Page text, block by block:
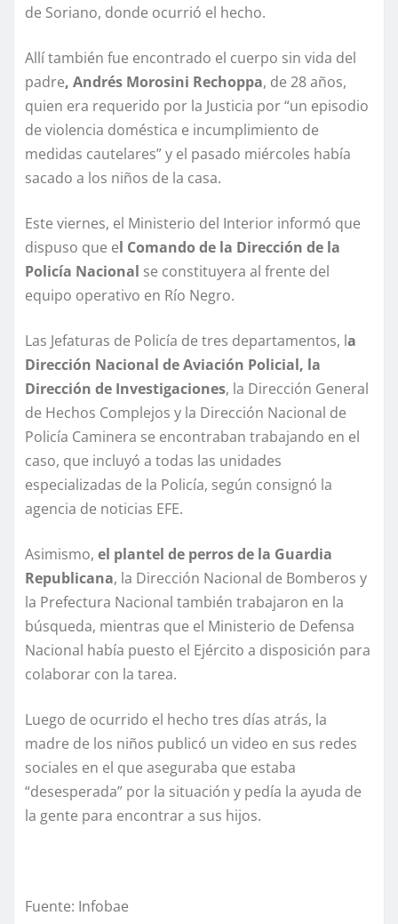
de Soriano, donde ocurrió el hecho.
Allí también fue encontrado el cuerpo sin vida del
padre, Andrés Morosini Rechoppa, de 28 años,
quien era requerido por la Justicia por “un episodio
de violencia doméstica e incumplimiento de
medidas cautelares” y el pasado miércoles había
sacado a los niños de la casa.
Este viernes, el Ministerio del Interior informó que
dispuso que el Comando de la Dirección de la
Policía Nacional se constituyera al frente del
equipo operativo en Río Negro.
Las Jefaturas de Policía de tres departamentos, la
Dirección Nacional de Aviación Policial, la
Dirección de Investigaciones, la Dirección General
de Hechos Complejos y la Dirección Nacional de
Policía Caminera se encontraban trabajando en el
caso, que incluyó a todas las unidades
especializadas de la Policía, según consignó la
agencia de noticias EFE.
Asimismo, el plantel de perros de la Guardia
Republicana, la Dirección Nacional de Bomberos y
la Prefectura Nacional también trabajaron en la
búsqueda, mientras que el Ministerio de Defensa
Nacional había puesto el Ejército a disposición para
colaborar con la tarea.
Luego de ocurrido el hecho tres días atrás, la
madre de los niños publicó un video en sus redes
sociales en el que aseguraba que estaba
“desesperada” por la situación y pedía la ayuda de
la gente para encontrar a sus hijos.
Fuente: Infobae